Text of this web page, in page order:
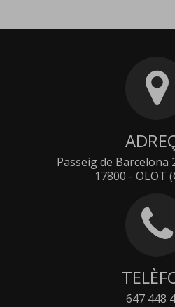
Passeig de Barcelona
17800 - OLOT
647 448